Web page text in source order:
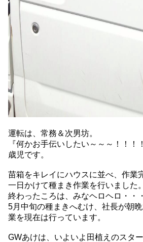
運転は、常務＆次男坊。
『何かお手伝いしたい～～～！！！
歳児です。
苗箱をキレイにハウスに並べ、作業
一日かけて種まき作業を行いました。
終わったころは、みなヘロヘロ・・・
5月中旬の種まきへむけ、社長が朝
業を現在は行っています。
GWあけは、いよいよ田植えのスタ